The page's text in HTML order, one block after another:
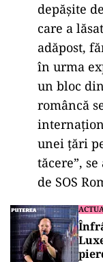
depășite
care a
adăpost,
în urma
un bloc
româncă
unei țări
tăcere”, se
de SOS